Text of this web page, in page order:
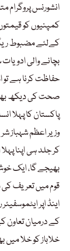
انشورنس پروگرام
کمپنیوں کو
کےلئے مضبوط
بچانے والی
حفاظت کرنا ہے
صحت کی دیکھ
پاکستان کا پہلا
وزیر اعظم شہباز
کر جلد ہی اپنا
بھیجے گا، ایک
قوم میں تعریف
اینڈ اپر
کے درمیان تعاون
خلاباز کو خلا